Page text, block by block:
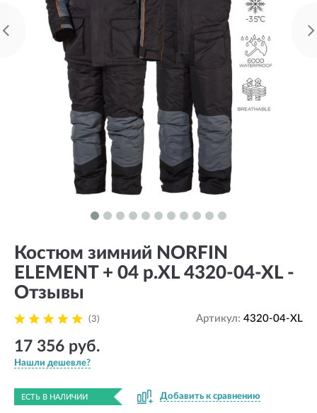
Костюм зимний NORFIN
ELEMENT + 04 р.XL 4320-04-XL -
Отзывы
(3) Артикул: 4320-04-XL
17 356 руб.
Нашли дешевле?
ЕСТЬ В НАЛИЧИИ Добавить к сравнению